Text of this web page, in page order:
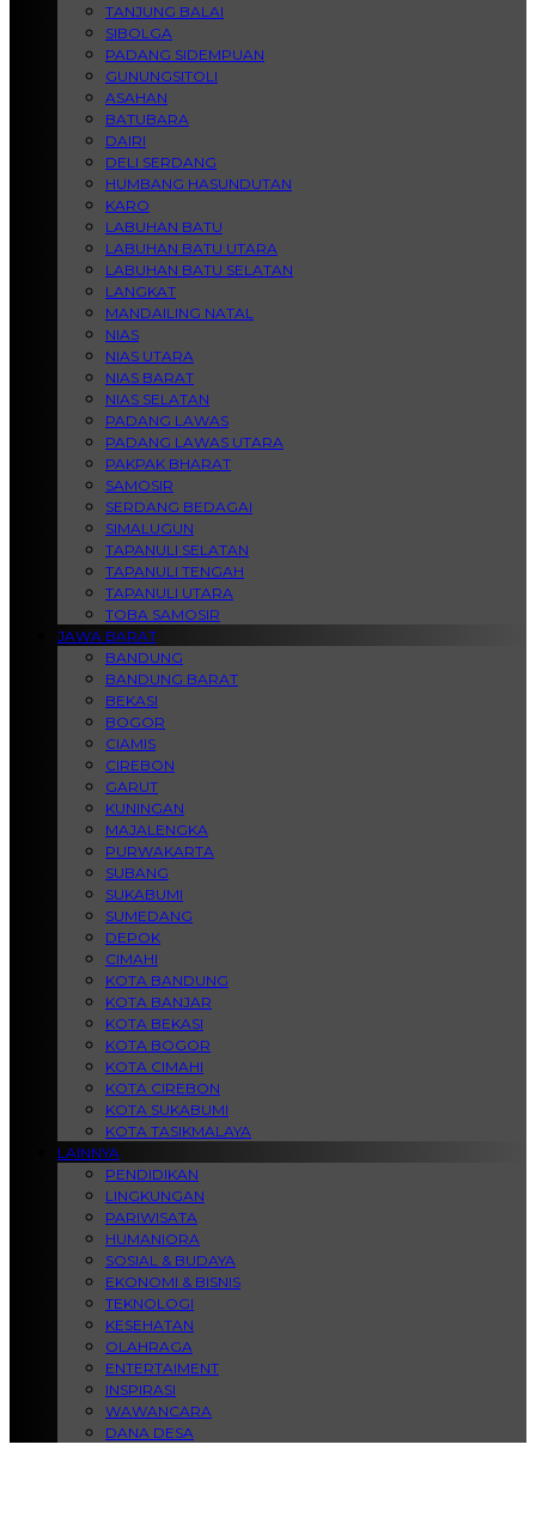
TANJUNG BALAI
SIBOLGA
PADANG SIDEMPUAN
GUNUNGSITOLI
ASAHAN
BATUBARA
DAIRI
DELI SERDANG
HUMBANG HASUNDUTAN
KARO
LABUHAN BATU
LABUHAN BATU UTARA
LABUHAN BATU SELATAN
LANGKAT
MANDAILING NATAL
NIAS
NIAS UTARA
NIAS BARAT
NIAS SELATAN
PADANG LAWAS
PADANG LAWAS UTARA
PAKPAK BHARAT
SAMOSIR
SERDANG BEDAGAI
SIMALUGUN
TAPANULI SELATAN
TAPANULI TENGAH
TAPANULI UTARA
TOBA SAMOSIR
JAWA BARAT
BANDUNG
BANDUNG BARAT
BEKASI
BOGOR
CIAMIS
CIREBON
GARUT
KUNINGAN
MAJALENGKA
PURWAKARTA
SUBANG
SUKABUMI
SUMEDANG
DEPOK
CIMAHI
KOTA BANDUNG
KOTA BANJAR
KOTA BEKASI
KOTA BOGOR
KOTA CIMAHI
KOTA CIREBON
KOTA SUKABUMI
KOTA TASIKMALAYA
LAINNYA
PENDIDIKAN
LINGKUNGAN
PARIWISATA
HUMANIORA
SOSIAL & BUDAYA
EKONOMI & BISNIS
TEKNOLOGI
KESEHATAN
OLAHRAGA
ENTERTAIMENT
INSPIRASI
WAWANCARA
DANA DESA